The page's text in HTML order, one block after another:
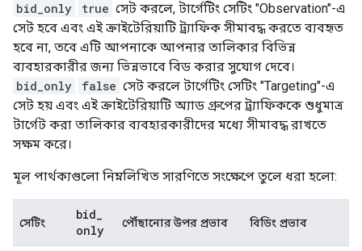
bid_only true সেট করলে, টার্গেটিং সেটিং "Observation"-এ
সেট হবে এবং এই ক্রাইটেরিয়াটি ট্র্যাফিক সীমাবদ্ধ করতে ব্যবহৃত
হবে না, তবে এটি আপনাকে আপনার তালিকার বিভিন্ন
ব্যবহারকারীর জন্য ভিন্নভাবে বিড করার সুযোগ দেবে।
bid_only
false সেট করলে টার্গেটিং সেটিং "Targeting"-এ
সেট হয় এবং এই ক্রাইটেরিয়াটি অ্যাড গ্রুপের ট্র্যাফিককে শুধুমাত্র
টার্গেট করা তালিকার ব্যবহারকারীদের মধ্যে সীমাবদ্ধ রাখতে
সক্ষম করে।
মূল পার্থক্যগুলো নিম্নলিখিত সারণিতে সংক্ষেপে তুলে ধরা হলো:
সেটিং
bid
only
পৌঁছানোর উপর প্রভাব বিডিং প্রভাব